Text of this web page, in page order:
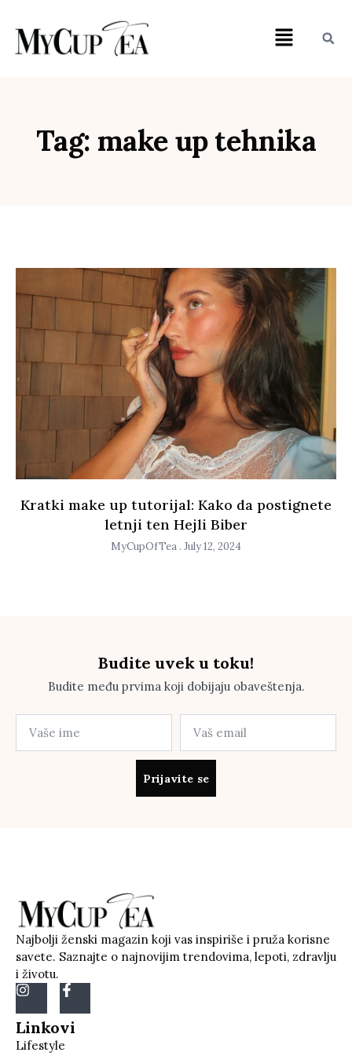
Tag: make up tehnika
Kratki make up tutorijal: Kako da postignete
letnji ten Hejli Biber
MyCupOfTea July 12, 2024
Budite uvek u toku!
Budite među prvima koji dobijaju obaveštenja.
Prijavite se
Najbolji ženski magazin koji vas inspiriše i pruža korisne
savete. Saznajte o najnovijim trendovima, lepoti, zdravlju
i životu.
Linkovi
Lifestyle